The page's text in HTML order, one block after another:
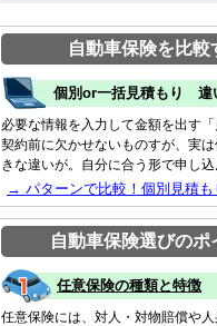
自動車保険を比較
個別or一括見積もり 違
必要な情報を入力して金額を出す「
契約前に欠かせないものすが、実
きな違いが。自分に合う形で申し込
→ パターンで比較！個別見積も
自動車保険選びのポ
任意保険の種類と特徴
任意保険には、対人・対物賠償や